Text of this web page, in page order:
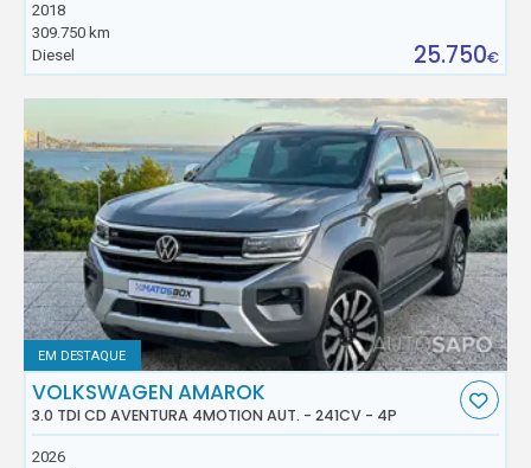
2018
309.750 km
Diesel
25.750€
EM DESTAQUE
VOLKSWAGEN AMAROK
3.0 TDI CD AVENTURA 4MOTION AUT. - 241CV - 4P
2026